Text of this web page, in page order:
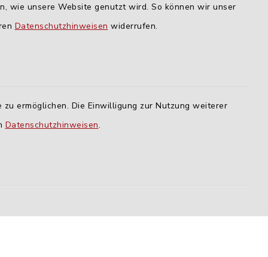
wie unsere Website genutzt wird. So können wir unser
Datenschutzhinweisen widerrufen.
ermöglichen. Die Einwilligung zur Nutzung weiterer
Datenschutzhinweisen.
geschlossen